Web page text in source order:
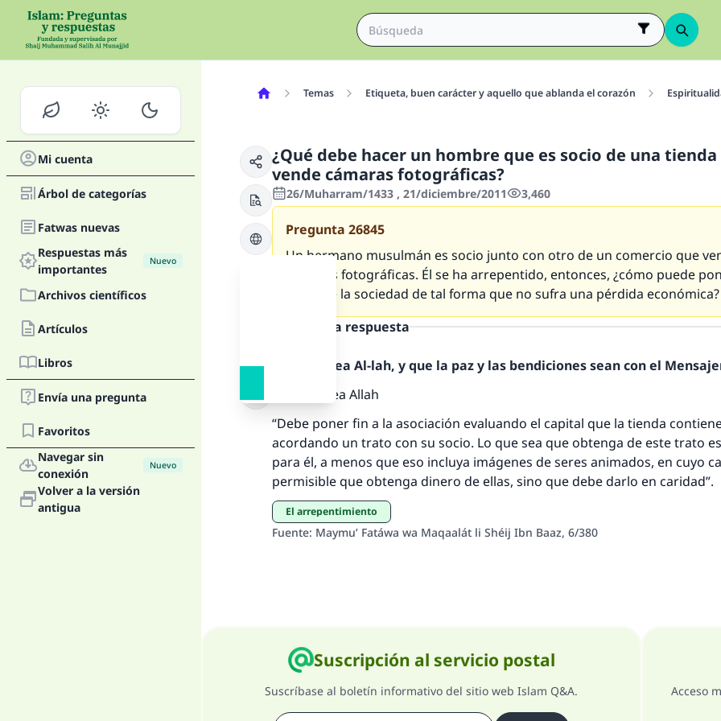
Mi cuenta
Árbol de categorías
Fatwas nuevas
Respuestas más
importantes
Nuevo
Archivos científicos
Artículos
Libros
Envía una pregunta
Favoritos
Navegar sin
conexión
Nuevo
Volver a la versión
antigua
Temas Etiqueta, buen carácter y aquello que ablanda el corazón
¿Qué debe hacer un hombre que es socio de una tienda
vende cámaras fotográficas?
26/Muharram/1433 , 21/diciembre/2011 3,460
Pregunta 26845
Un hermano musulmán es socio junto con otro de un comercio que
cámaras fotográficas. Él se ha arrepentido, entonces, ¿cómo puede
parte de la sociedad de tal forma que no sufra una pérdida económica?
Texto de la respuesta
Alabado sea Al-lah, y que la paz y las bendiciones sean con el
Alabado sea Allah
“Debe poner fin a la asociación evaluando el capital que la tienda
acordando un trato con su socio. Lo que sea que obtenga de este trato
para él, a menos que eso incluya imágenes de seres animados, en cuyo
permisible que obtenga dinero de ellas, sino que debe darlo en caridad”.
El arrepentimiento
Fuente: Maymu’ Fatáwa wa Maqaalát li Shéij Ibn Baaz, 6/380
Suscripción al servicio postal
Suscríbase al boletín informativo del sitio web Islam Q&A. Acceso
La respuesta no. 110845 salvó un
Desde la Q hasta la A, su contribución ayuda a IslamQA.
Profeta ﷺ dijo:
"Una persona que orienta a otros a hacer el bien obtendrá
misma recompensa que aquellos que lo realicen."